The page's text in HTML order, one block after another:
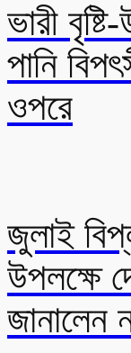
ভারী
পানি
ওপরে
জুলাই
উপলক্ষে
জানালেন